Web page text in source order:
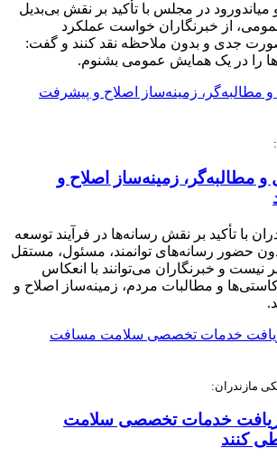
در مجلس با تأکید بر نقش بی‌بدیل
از خبرنگاران خواست عملکرد
جدی و بدون ملاحظه نقد کنند و گفت:
را در یک همایش عمومی بشنوم.
مطالبه‌گر، زمینه‌ساز اصلاح و
با تأکید بر نقش رسانه‌ها در فرآیند توسعه
حضور رسانه‌های توانمند، مسئول، مستقل
نیست و خبرنگاران می‌توانند با انعکاس
و مطالبات مردم، زمینه‌ساز اصلاح و
مازندران:
دریافت خدمات تخصصی سلامت
کنند